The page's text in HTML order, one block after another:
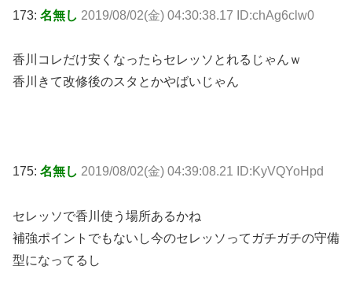
173: 名無し 2019/08/02(金) 04:30:38.17 ID:chAg6clw0
香川コレだけ安くなったらセレッソとれるじゃんｗ
香川きて改修後のスタとかやばいじゃん
175: 名無し 2019/08/02(金) 04:39:08.21 ID:KyVQYoHpd
セレッソで香川使う場所あるかね
補強ポイントでもないし今のセレッソってガチガチの守備
型になってるし